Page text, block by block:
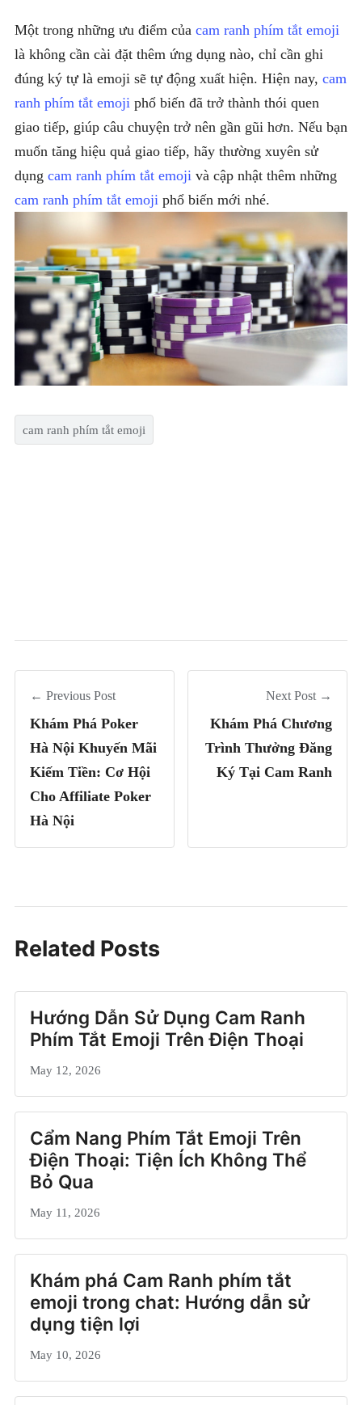
Một trong những ưu điểm của cam ranh phím tắt emoji
là không cần cài đặt thêm ứng dụng nào, chỉ cần ghi
đúng ký tự là emoji sẽ tự động xuất hiện. Hiện nay, cam
ranh phím tắt emoji phổ biến đã trở thành thói quen
giao tiếp, giúp câu chuyện trở nên gần gũi hơn. Nếu bạn
muốn tăng hiệu quả giao tiếp, hãy thường xuyên sử
dụng cam ranh phím tắt emoji và cập nhật thêm những
cam ranh phím tắt emoji phổ biến mới nhé.
cam ranh phím tắt emoji
← Previous Post
Khám Phá Poker
Hà Nội Khuyến Mãi
Kiếm Tiền: Cơ Hội
Cho Affiliate Poker
Hà Nội
Next Post →
Khám Phá Chương
Trình Thưởng Đăng
Ký Tại Cam Ranh
Related Posts
Hướng Dẫn Sử Dụng Cam Ranh
Phím Tắt Emoji Trên Điện Thoại
May 12, 2026
Cẩm Nang Phím Tắt Emoji Trên
Điện Thoại: Tiện Ích Không Thể
Bỏ Qua
May 11, 2026
Khám phá Cam Ranh phím tắt
emoji trong chat: Hướng dẫn sử
dụng tiện lợi
May 10, 2026